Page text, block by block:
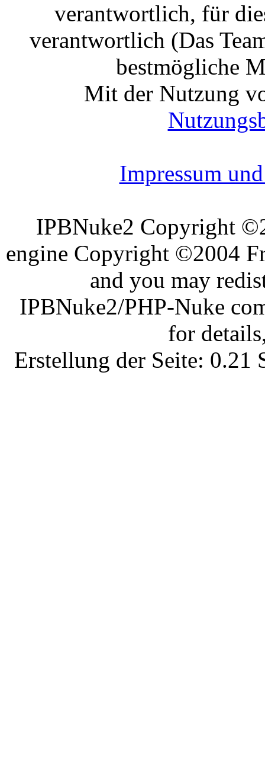
verantwortlich, für
verantwortlich (Das
bestmögliche
Mit der Nutzung
Impressum
IPBNuke2 Copyright
engine Copyright ©2004
and you may
IPBNuke2/PHP-Nuke
for
Erstellung der Seite: 0.21